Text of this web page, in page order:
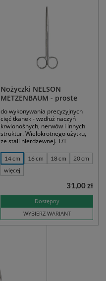
Nożyczki NELSON
METZENBAUM - proste
do wykonywania precyzyjnych
cięć tkanek - wzdłuż naczyń
krwionośnych, nerwów i innych
struktur. Wielokrotnego użytku,
ze stali nierdzewnej. T/T
14 cm 16 cm 18 cm
20 cm
więcej
Dostępny
WYBIERZ WARIANT
31,00 zł